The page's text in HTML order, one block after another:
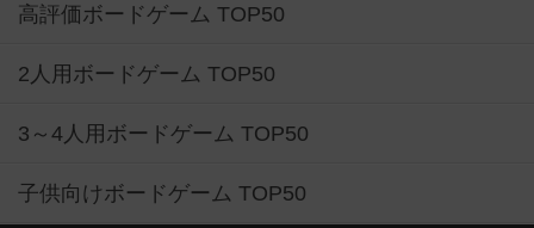
高評価ボードゲーム TOP50
2人用ボードゲーム TOP50
3～4人用ボードゲーム TOP50
子供向けボードゲーム TOP50